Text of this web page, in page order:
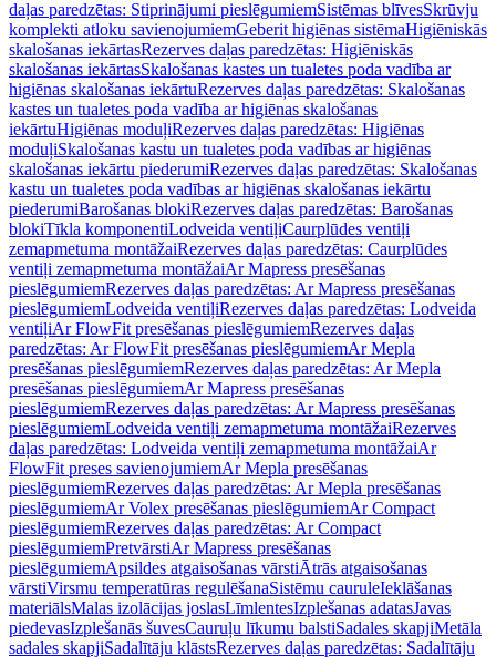
daļas paredzētas: Stiprinājumi pieslēgumiemSistēmas blīvesSkrūvju
komplekti atloku savienojumiemGeberit higiēnas sistēmaHigiēniskās
skalošanas iekārtasRezerves daļas paredzētas: Higiēniskās
skalošanas iekārtasSkalošanas kastes un tualetes poda vadība ar
higiēnas skalošanas iekārtuRezerves daļas paredzētas: Skalošanas
kastes un tualetes poda vadība ar higiēnas skalošanas
iekārtuHigiēnas moduļiRezerves daļas paredzētas: Higiēnas
moduļiSkalošanas kastu un tualetes poda vadības ar higiēnas
skalošanas iekārtu piederumiRezerves daļas paredzētas: Skalošanas
kastu un tualetes poda vadības ar higiēnas skalošanas iekārtu
piederumiBarošanas blokiRezerves daļas paredzētas: Barošanas
blokiTīkla komponentiLodveida ventiļiCaurplūdes ventiļi
zemapmetuma montāžaiRezerves daļas paredzētas: Caurplūdes
ventiļi zemapmetuma montāžaiAr Mapress presēšanas
pieslēgumiemRezerves daļas paredzētas: Ar Mapress presēšanas
pieslēgumiemLodveida ventiļiRezerves daļas paredzētas: Lodveida
ventiļiAr FlowFit presēšanas pieslēgumiemRezerves daļas
paredzētas: Ar FlowFit presēšanas pieslēgumiemAr Mepla
presēšanas pieslēgumiemRezerves daļas paredzētas: Ar Mepla
presēšanas pieslēgumiemAr Mapress presēšanas
pieslēgumiemRezerves daļas paredzētas: Ar Mapress presēšanas
pieslēgumiemLodveida ventiļi zemapmetuma montāžaiRezerves
daļas paredzētas: Lodveida ventiļi zemapmetuma montāžaiAr
FlowFit preses savienojumiemAr Mepla presēšanas
pieslēgumiemRezerves daļas paredzētas: Ar Mepla presēšanas
pieslēgumiemAr Volex presēšanas pieslēgumiemAr Compact
pieslēgumiemRezerves daļas paredzētas: Ar Compact
pieslēgumiemPretvārstiAr Mapress presēšanas
pieslēgumiemApsildes atgaisošanas vārstiĀtrās atgaisošanas
vārstiVirsmu temperatūras regulēšanaSistēmu cauruleIeklāšanas
materiālsMalas izolācijas joslasLīmlentesIzplešanas adatasJavas
piedevasIzplešanās šuvesCauruļu līkumu balstiSadales skapjiMetāla
sadales skapjiSadalītāju klāstsRezerves daļas paredzētas: Sadalītāju